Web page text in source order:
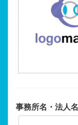
事務所名・法人名